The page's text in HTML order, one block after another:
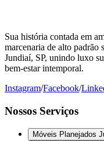
Sua história contada em
marcenaria de alto padrão
Jundiaí, SP, unindo luxo
bem-estar intemporal.
Instagram/Facebook/
Nossos Serviços
Móveis Planejados